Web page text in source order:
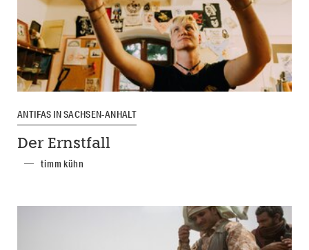
ANTIFAS IN SACHSEN-ANHALT
Der Ernstfall
timm kühn